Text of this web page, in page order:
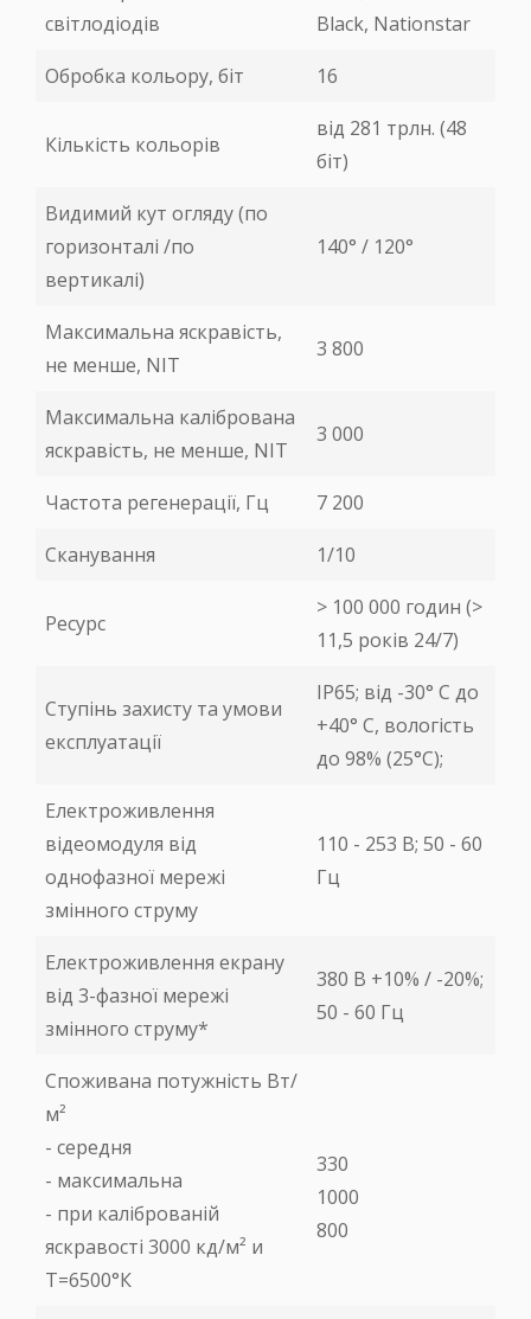
світлодіодів
Black, Nationstar
Обробка кольору, біт
16
Кількість кольорів
від 281 трлн. (48
біт)
Видимий кут огляду (по
горизонталі /по
вертикалі)
140° / 120°
Максимальна яскравість,
не менше, NIT
3 800
Максимальна калібрована
яскравість, не менше, NIT
3 000
Частота регенерації, Гц
7 200
Сканування
1/10
Ресурс
> 100 000 годин (>
11,5 років 24/7)
Ступінь захисту та умови
експлуатації
IP65; від -30° С до
+40° С, вологість
до 98% (25°С);
Електроживлення
відеомодуля від
однофазної мережі
змінного струму
110 - 253 В; 50 - 60
Гц
Електроживлення екрану
від 3-фазної мережі
змінного струму*
380 В +10% / -20%;
50 - 60 Гц
Споживана потужність Вт/
м²
- середня
- максимальна
- при каліброваній
яскравості 3000 кд/м² и
Т=6500°К
330
1000
800